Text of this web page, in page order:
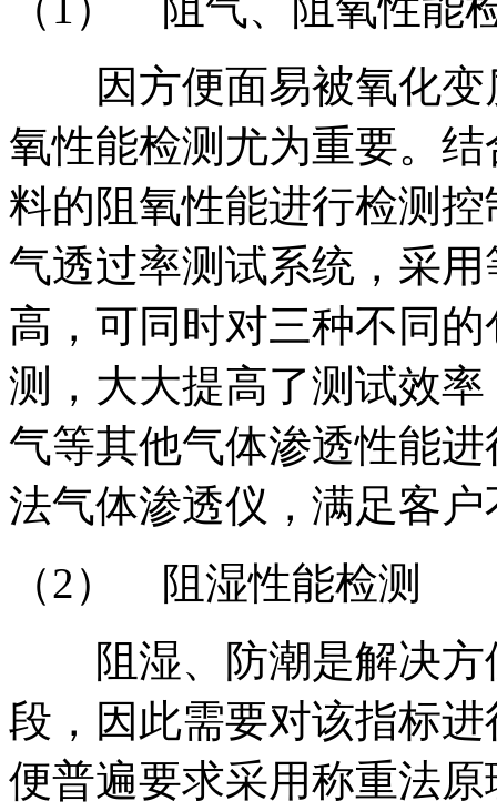
因方便面易被氧化变
氧性能检测尤为重要。
料的阻氧性能进行检测
气透过率测试系统，采
高，可同时对三种不同
测，大大提高了测试效
气等其他气体渗透性能
法气体渗透仪，满足客
（2） 阻湿性能检测
阻湿、防潮是解决方
段，因此需要对该指标
便普遍要求采用称重法